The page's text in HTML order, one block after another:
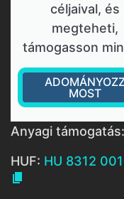
céljaival, és
megteheti,
támogasson
MOST
Anyagi támogatás:
HUF: HU 8312
